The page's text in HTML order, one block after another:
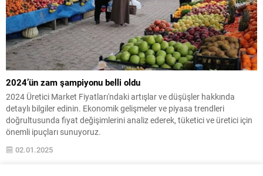
2024’ün zam şampiyonu belli oldu
2024 Üretici Market Fiyatları'ndaki artışlar ve düşüşler hakkında
detaylı bilgiler edinin. Ekonomik gelişmeler ve piyasa trendleri
doğrultusunda fiyat değişimlerini analiz ederek, tüketici ve üretici için
önemli ipuçları sunuyoruz.
02.01.2025